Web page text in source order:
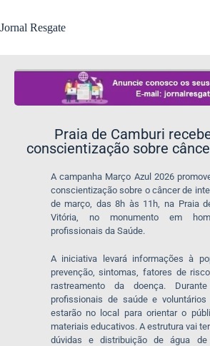
Jornal Resgate
Praia de Camburi
conscientização sobre
A campanha Março Azul 2026
conscientização sobre o câncer de
de março, das 8h às 11h, na Praia
Vitória, no monumento em
profissionais da Saúde.
A iniciativa levará informações à
prevenção, sintomas, fatores de
rastreamento da doença.
profissionais de saúde e
estarão no local para orientar o
materiais educativos. A estrutura vai
dúvidas e distribuição de água